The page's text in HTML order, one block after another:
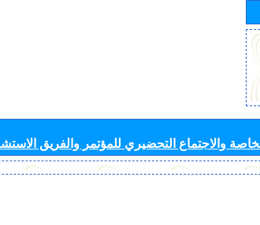
والاجتماع التحضيري للمؤتمر والفريق